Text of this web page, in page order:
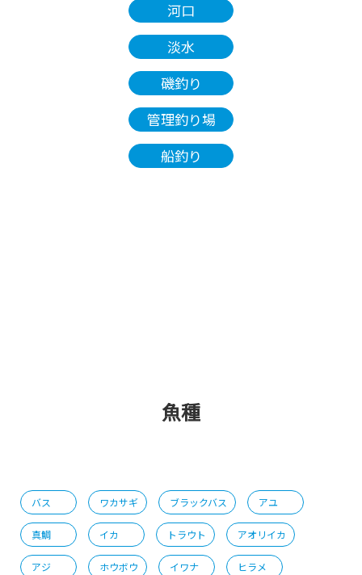
河口
淡水
磯釣り
管理釣り場
船釣り
魚種
バス ワカサギ ブラックバス アユ
真鯛 イカ トラウト アオリイカ
アジ ホウボウ イワナ ヒラメ